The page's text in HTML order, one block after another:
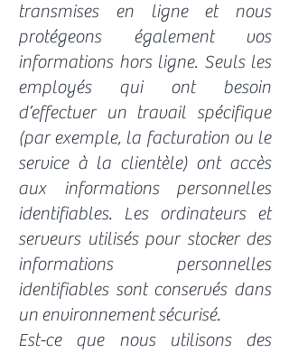
transmises en ligne et nous
protégeons également vos
informations hors ligne. Seuls les
employés qui ont besoin
d’effectuer un travail spécifique
(par exemple, la facturation ou le
service à la clientèle) ont accès
aux informations personnelles
identifiables. Les ordinateurs et
serveurs utilisés pour stocker des
informations personnelles
identifiables sont conservés dans
un environnement sécurisé.
Est-ce que nous utilisons des